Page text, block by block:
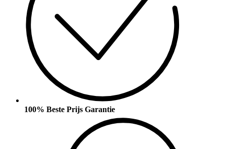
100% Beste Prijs Garantie